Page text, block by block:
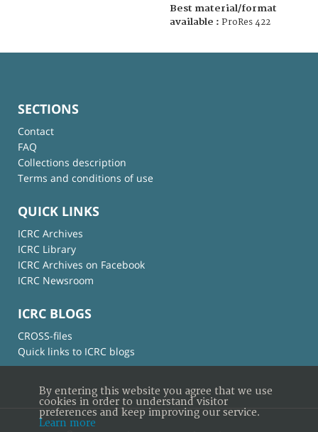
Best material/format
available : ProRes 422
SECTIONS
Contact
FAQ
Collections description
Terms and conditions of use
QUICK LINKS
ICRC Archives
ICRC Library
ICRC Archives on Facebook
ICRC Newsroom
ICRC BLOGS
CROSS-files
Quick links to ICRC blogs
By entering this website you agree that we use
cookies in order to understand visitor
preferences and keep improving our service.
Learn more